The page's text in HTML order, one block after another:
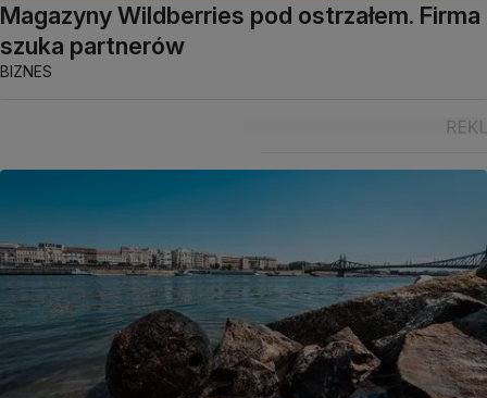
Magazyny Wildberries pod ostrzałem. Firma
szuka partnerów
BIZNES